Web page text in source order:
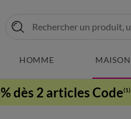
HOMME MAISON
dès 2 articles Code(1)